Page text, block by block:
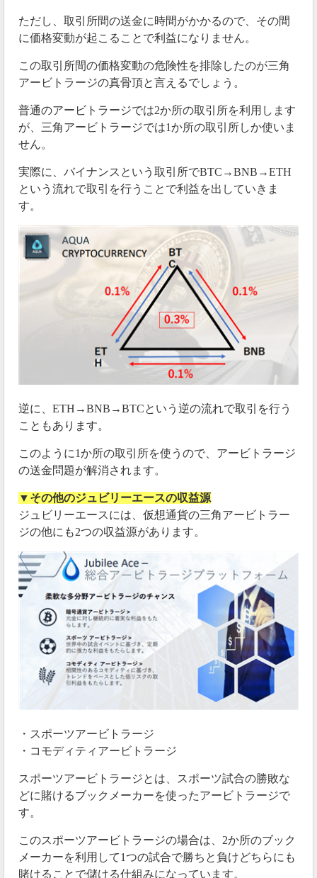
ただし、取引所間の送金に時間がかかるので、その間
に価格変動が起こることで利益になりません。
この取引所間の価格変動の危険性を排除したのが三角
アービトラージの真骨頂と言えるでしょう。
普通のアービトラージでは2か所の取引所を利用します
が、三角アービトラージでは1か所の取引所しか使いま
せん。
実際に、バイナンスという取引所でBTC→BNB→ETH
という流れで取引を行うことで利益を出していきま
す。
逆に、ETH→BNB→BTCという逆の流れで取引を行う
こともあります。
このように1か所の取引所を使うので、アービトラージ
の送金問題が解消されます。
▼その他のジュビリーエースの収益源
ジュビリーエースには、仮想通貨の三角アービトラー
ジの他にも2つの収益源があります。
・スポーツアービトラージ
・コモディティアービトラージ
スポーツアービトラージとは、スポーツ試合の勝敗な
どに賭けるブックメーカーを使ったアービトラージで
す。
このスポーツアービトラージの場合は、2か所のブック
メーカーを利用して1つの試合で勝ちと負けどちらにも
賭けることで儲ける仕組みになっています。